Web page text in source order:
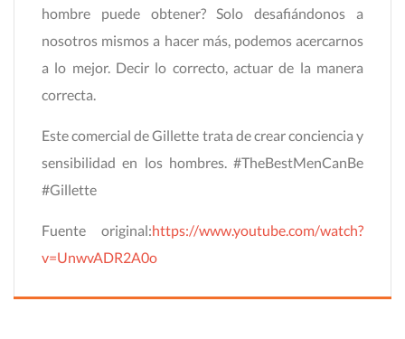
hombre puede obtener? Solo desafiándonos a
nosotros mismos a hacer más, podemos acercarnos
a lo mejor. Decir lo correcto, actuar de la manera
correcta.
Este comercial de Gillette trata de crear conciencia y
sensibilidad en los hombres. #TheBestMenCanBe
#Gillette
Fuente original:https://www.youtube.com/watch?
v=UnwvADR2A0o